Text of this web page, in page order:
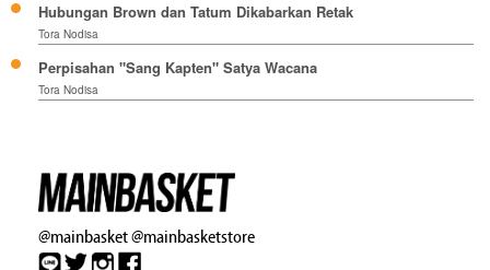
Hubungan Brown dan Tatum Dikabarkan Retak
Tora Nodisa
Perpisahan "Sang Kapten" Satya Wacana
Tora Nodisa
@mainbasket@mainbasketstore